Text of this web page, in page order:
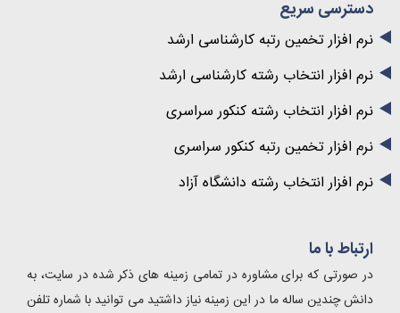
دسترسی سریع
نرم افزار تخمین رتبه کارشناسی ارشد
نرم افزار انتخاب رشته کارشناسی ارشد
نرم افزار انتخاب رشته کنکور سراسری
نرم افزار تخمین رتبه کنکور سراسری
نرم افزار انتخاب رشته دانشگاه آزاد
ارتباط با ما
در صورتی که برای مشاوره در تمامی زمینه های ذکر شده در سایت، به
دانش چندین ساله ما در این زمینه نیاز داشتید می توانید با شماره تلفن